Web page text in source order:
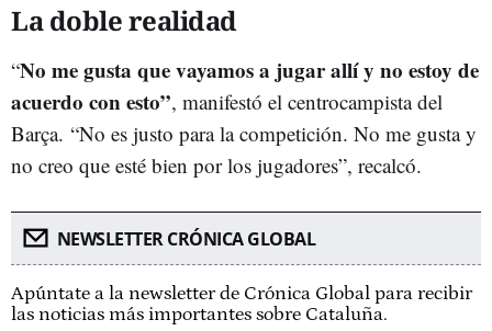
La doble realidad
“No me gusta que vayamos a jugar allí y no estoy de
acuerdo con esto”, manifestó el centrocampista del
Barça. “No es justo para la competición. No me gusta y
no creo que esté bien por los jugadores”, recalcó.
NEWSLETTER CRÓNICA GLOBAL
Apúntate a la newsletter de Crónica Global para recibir
las noticias más importantes sobre Cataluña.